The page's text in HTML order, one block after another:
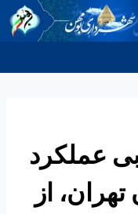
عملکرد
از